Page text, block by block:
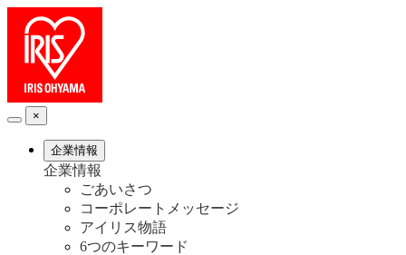
×
企業情報
企業情報
ごあいさつ
コーポレートメッセージ
アイリス物語
6つのキーワード